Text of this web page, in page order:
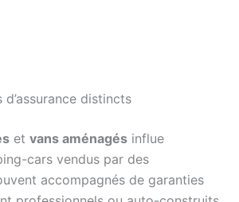
distincts
et vans aménagés influe
cars vendus par des
accompagnés de garanties